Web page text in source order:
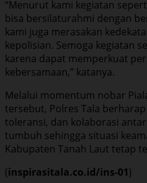
“Menurut kami kegiatan
bisa bersilaturahmi dengan
kami juga merasakan
kepolisian. Semoga kegiatan
karena dapat memperkuat
kebersamaan,” katanya.
Melalui momentum nobar
tersebut, Polres Tala
toleransi, dan kolaborasi
tumbuh sehingga situasi
Kabupaten Tanah Laut tetap
(inspirasitala.co.id/ins-01)